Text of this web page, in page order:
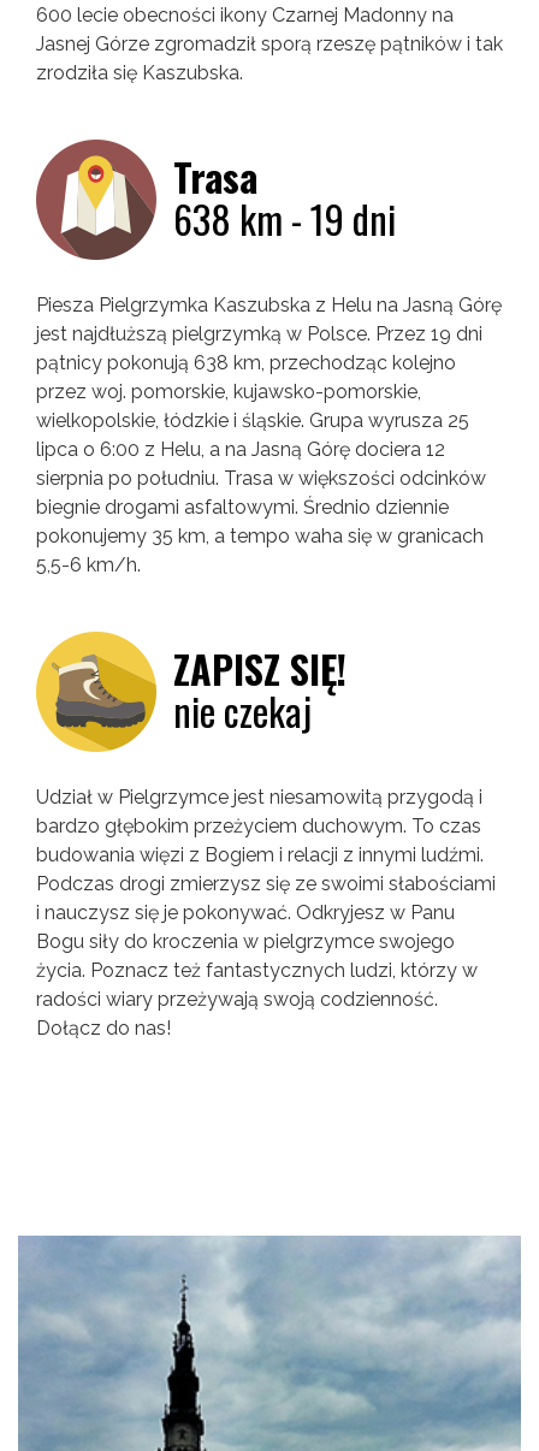
600 lecie obecności ikony Czarnej Madonny na
Jasnej Górze zgromadził sporą rzeszę pątników i tak
zrodziła się Kaszubska.
Trasa
638 km - 19 dni
Piesza Pielgrzymka Kaszubska z Helu na Jasną Górę
jest najdłuższą pielgrzymką w Polsce. Przez 19 dni
pątnicy pokonują 638 km, przechodząc kolejno
przez woj. pomorskie, kujawsko-pomorskie,
wielkopolskie, łódzkie i śląskie. Grupa wyrusza 25
lipca o 6:00 z Helu, a na Jasną Górę dociera 12
sierpnia po południu. Trasa w większości odcinków
biegnie drogami asfaltowymi. Średnio dziennie
pokonujemy 35 km, a tempo waha się w granicach
5,5-6 km/h.
ZAPISZ SIĘ!
nie czekaj
Udział w Pielgrzymce jest niesamowitą przygodą i
bardzo głębokim przeżyciem duchowym. To czas
budowania więzi z Bogiem i relacji z innymi ludźmi.
Podczas drogi zmierzysz się ze swoimi słabościami
i nauczysz się je pokonywać. Odkryjesz w Panu
Bogu siły do kroczenia w pielgrzymce swojego
życia. Poznacz też fantastycznych ludzi, którzy w
radości wiary przeżywają swoją codzienność.
Dołącz do nas!